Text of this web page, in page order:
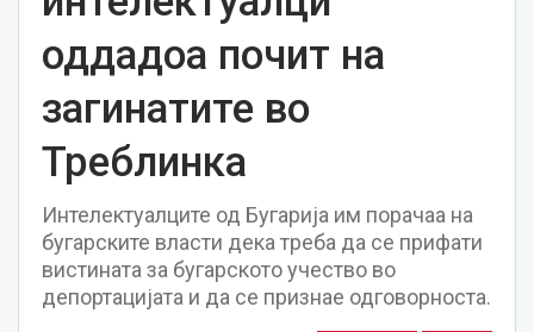
оддадоа почит на
загинатите во
Треблинка
Интелектуалците од Бугарија им порачаа на
бугарските власти дека треба да се прифати
вистината за бугарското учество во
депортацијата и да се признае одговорноста.